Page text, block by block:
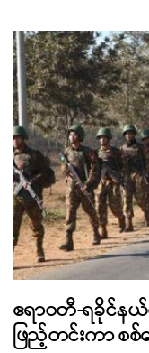
ဧရာဝတီ-ရခိုင်န
ဖြည့်တင်းကာ စစ်ဆ